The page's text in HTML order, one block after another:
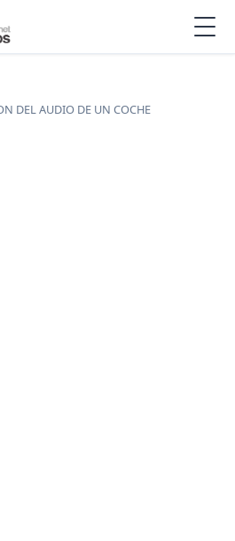
DEL AUDIO DE UN COCHE